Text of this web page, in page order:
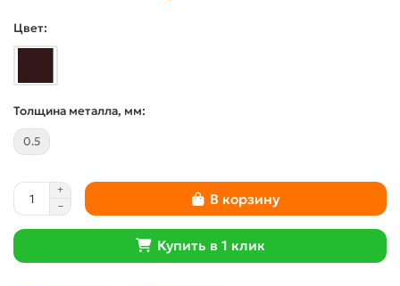
Цвет:
Толщина металла, мм:
0.5
В корзину
Купить в 1 клик